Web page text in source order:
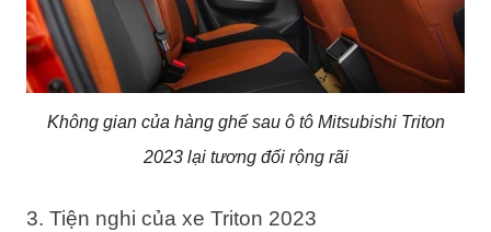
Không gian của hàng ghế sau ô tô Mitsubishi Triton
2023 lại tương đối rộng rãi
3. Tiện nghi của xe Triton 2023